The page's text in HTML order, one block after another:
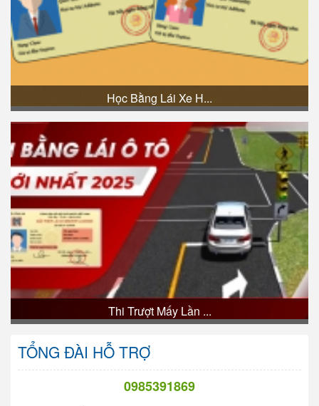
Học Bằng Lái Xe H...
Thi Trượt Mấy Lần ...
TỔNG ĐÀI HỖ TRỢ
0985391869